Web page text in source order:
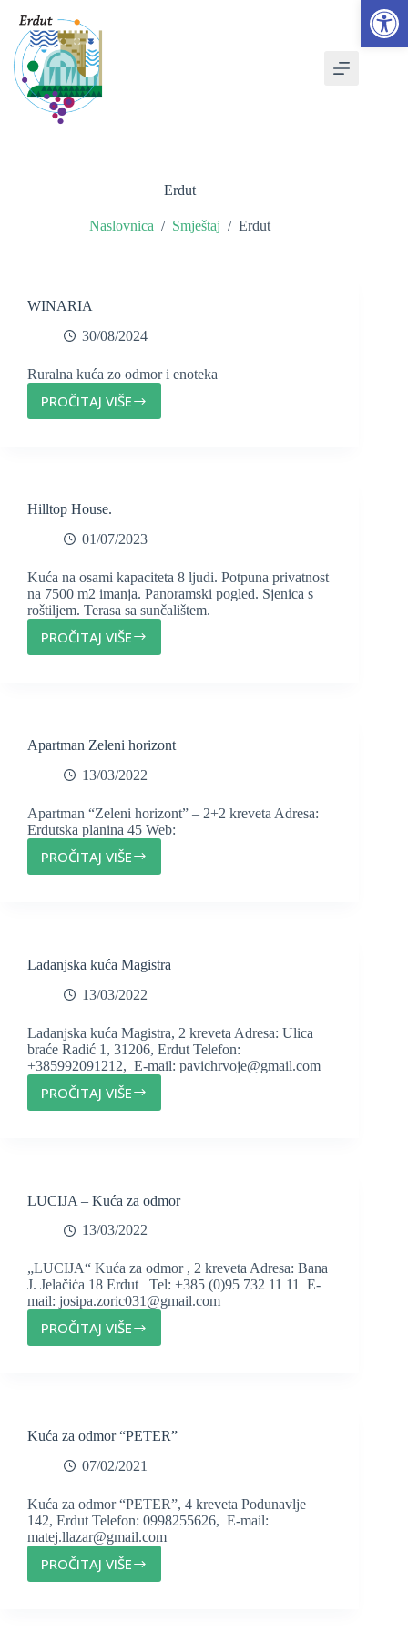
Open toolbar
content
Erdut
Naslovnica / Smještaj / Erdut
WINARIA
30/08/2024
Ruralna kuća zo odmor i enoteka
PROČITAJ VIŠE
WINARIA
Hilltop House.
01/07/2023
Kuća na osami kapaciteta 8 ljudi. Potpuna privatnost
na 7500 m2 imanja. Panoramski pogled. Sjenica s
roštiljem. Terasa sa sunčalištem.
PROČITAJ VIŠE
HILLTOP
Apartman Zeleni horizont
13/03/2022
Apartman “Zeleni horizont” – 2+2 kreveta Adresa:
Erdutska planina 45 Web:
PROČITAJ VIŠE
APARTMAN
Ladanjska kuća Magistra
13/03/2022
Ladanjska kuća Magistra, 2 kreveta Adresa: Ulica
braće Radić 1, 31206, Erdut Telefon:
+385992091212, E-mail: pavichrvoje@gmail.com
PROČITAJ VIŠE
LADANJSKA
LUCIJA – Kuća za odmor
13/03/2022
„LUCIJA“ Kuća za odmor , 2 kreveta Adresa: Bana
J. Jelačića 18 Erdut Tel: +385 (0)95 732 11 11 E-
mail: josipa.zoric031@gmail.com
PROČITAJ VIŠE
LUCIJA
Kuća za odmor “PETER”
07/02/2021
Kuća za odmor “PETER”, 4 kreveta Podunavlje
142, Erdut Telefon: 0998255626, E-mail:
matej.llazar@gmail.com
PROČITAJ VIŠE
KUĆA